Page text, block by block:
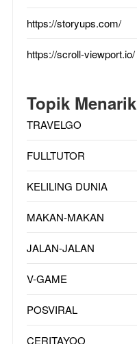
https://storyups.com/
https://scroll-viewport.io/
Topik Menarik
TRAVELGO
FULLTUTOR
KELILING DUNIA
MAKAN-MAKAN
JALAN-JALAN
V-GAME
POSVIRAL
CERITAYOO